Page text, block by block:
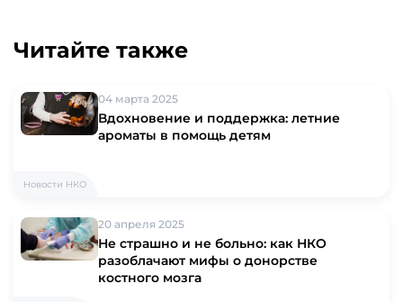
Читайте также
Новости НКО
04 марта 2025
Вдохновение и поддержка: летние
ароматы в помощь детям
20 апреля 2025
Не страшно и не больно: как НКО
разоблачают мифы о донорстве
костного мозга